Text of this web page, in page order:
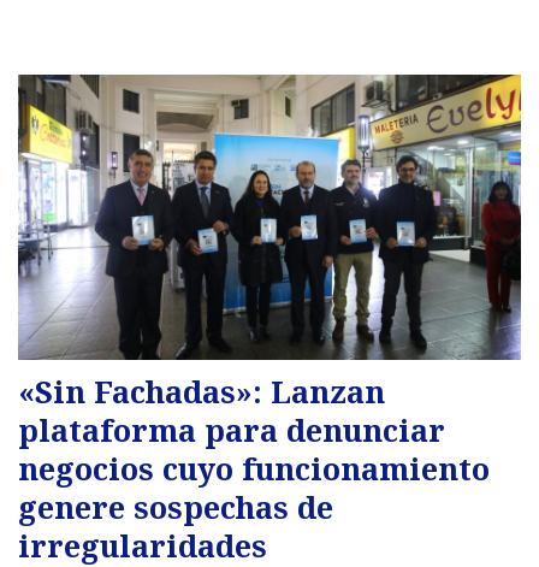
«Sin Fachadas»: Lanzan
plataforma para denunciar
negocios cuyo funcionamiento
genere sospechas de
irregularidades